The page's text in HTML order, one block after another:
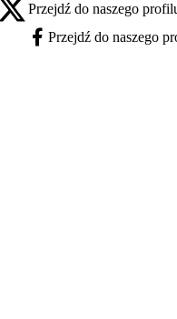
X - otwiera się w nowej karcie
Przejdź do naszego
Facebook - otwiera się w nowej
Przejdź do naszego